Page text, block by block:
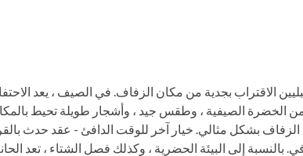
الاقتراب بجدية من مكان الزفاف. في الصيف ، يعد
الصيفية ، وطقس جيد ، وأشجار طويلة تحيط بالمكان
الزفاف بشكل مثالي. خيار آخر للوقت الدافئ - عقد حدث
إلى البيئة الحضرية ، وكذلك فصل الشتاء ، تعد الحانة